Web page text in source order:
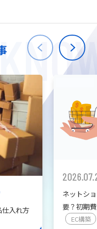
W2
プラグイン一覧
発
会社情報
TW
入れ方
ネットシ
要？初期
を紹介
EC構築